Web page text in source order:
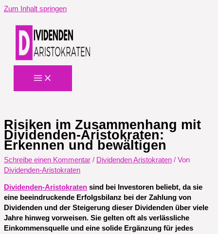
Zum Inhalt springen
Risiken im Zusammenhang mit
Dividenden-Aristokraten:
Erkennen und bewältigen
Schreibe einen Kommentar / Dividenden Aristokraten / Von
Dividenden-Aristokraten
Dividenden-Aristokraten sind bei Investoren beliebt, da sie
eine beeindruckende Erfolgsbilanz bei der Zahlung von
Dividenden und der Steigerung dieser Dividenden über viele
Jahre hinweg vorweisen. Sie gelten oft als verlässliche
Einkommensquelle und eine solide Ergänzung für jedes